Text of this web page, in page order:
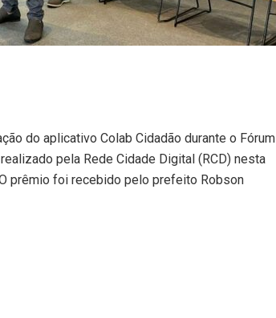
do aplicativo Colab Cidadão durante o Fórum
pela Rede Cidade Digital (RCD) nesta
prêmio foi recebido pelo prefeito Robson